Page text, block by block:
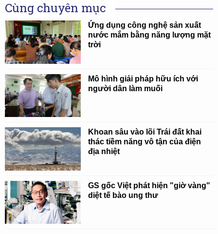
Cùng chuyên mục
Ứng dụng công nghệ sản xuất
nước mắm bằng năng lượng mặt
trời
Mô hình giải pháp hữu ích với
người dân làm muối
Khoan sâu vào lõi Trái đất khai
thác tiềm năng vô tận của điện
địa nhiệt
GS gốc Việt phát hiện "giờ vàng"
diệt tế bào ung thư